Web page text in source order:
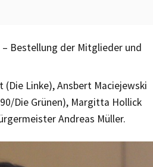
Bestellung der Mitglieder und
(Die Linke), Ansbert Maciejewski
Die Grünen), Margitta Hollick
Andreas Müller.